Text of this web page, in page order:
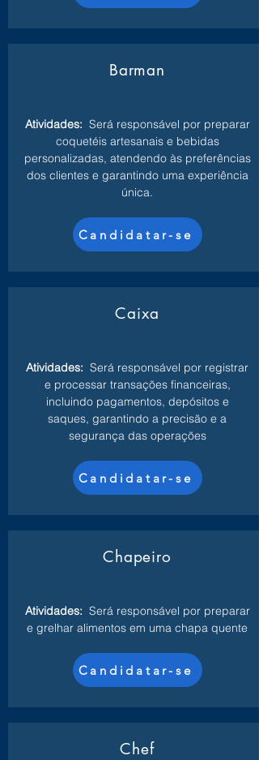
Barman
Atividades: Será responsável por preparar
coquetéis artesanais e bebidas
personalizadas, atendendo às preferências
dos clientes e garantindo uma experiência
única.
Candidatar-se
Caixa
Atividades: Será responsável por registrar
e processar transações financeiras,
incluindo pagamentos, depósitos e
saques, garantindo a precisão e a
segurança das operações
Candidatar-se
Chapeiro
Atividades: Será responsável por preparar
e grelhar alimentos em uma chapa quente
Candidatar-se
Chef